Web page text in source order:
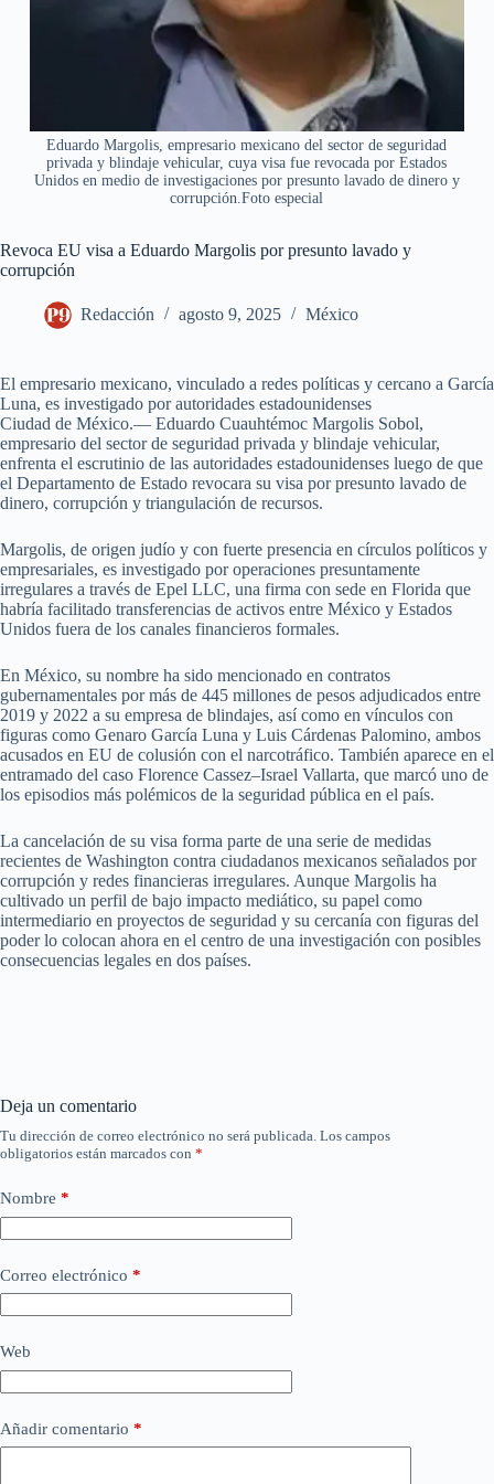
Eduardo Margolis, empresario mexicano del sector de seguridad
privada y blindaje vehicular, cuya visa fue revocada por Estados
Unidos en medio de investigaciones por presunto lavado de dinero y
corrupción.Foto especial
Revoca EU visa a Eduardo Margolis por presunto lavado y
corrupción
Redacción agosto 9, 2025 México
El empresario mexicano, vinculado a redes políticas y cercano a García
Luna, es investigado por autoridades estadounidenses
Ciudad de México.— Eduardo Cuauhtémoc Margolis Sobol,
empresario del sector de seguridad privada y blindaje vehicular,
enfrenta el escrutinio de las autoridades estadounidenses luego de que
el Departamento de Estado revocara su visa por presunto lavado de
dinero, corrupción y triangulación de recursos.
Margolis, de origen judío y con fuerte presencia en círculos políticos y
empresariales, es investigado por operaciones presuntamente
irregulares a través de Epel LLC, una firma con sede en Florida que
habría facilitado transferencias de activos entre México y Estados
Unidos fuera de los canales financieros formales.
En México, su nombre ha sido mencionado en contratos
gubernamentales por más de 445 millones de pesos adjudicados entre
2019 y 2022 a su empresa de blindajes, así como en vínculos con
figuras como Genaro García Luna y Luis Cárdenas Palomino, ambos
acusados en EU de colusión con el narcotráfico. También aparece en el
entramado del caso Florence Cassez–Israel Vallarta, que marcó uno de
los episodios más polémicos de la seguridad pública en el país.
La cancelación de su visa forma parte de una serie de medidas
recientes de Washington contra ciudadanos mexicanos señalados por
corrupción y redes financieras irregulares. Aunque Margolis ha
cultivado un perfil de bajo impacto mediático, su papel como
intermediario en proyectos de seguridad y su cercanía con figuras del
poder lo colocan ahora en el centro de una investigación con posibles
consecuencias legales en dos países.
Deja un comentario
Tu dirección de correo electrónico no será publicada. Los campos
obligatorios están marcados con *
Nombre *
Correo electrónico *
Web
Añadir comentario *